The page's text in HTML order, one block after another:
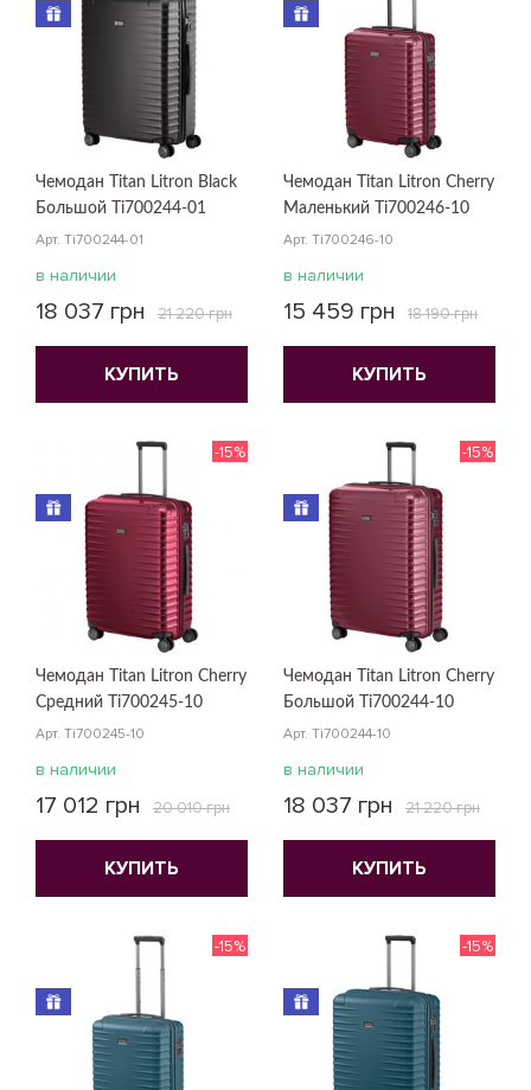
Чемодан Titan Litron Black
Большой Ti700244-01
Арт. Ti700244-01
в наличии
18 037 грн 21 220 грн
КУПИТЬ
Чемодан Titan Litron Cherry
Маленький Ti700246-10
Арт. Ti700246-10
в наличии
15 459 грн 18 190 грн
КУПИТЬ
Чемодан Titan Litron Cherry
Средний Ti700245-10
Арт. Ti700245-10
-15%
в наличии
17 012 грн 20 010 грн
КУПИТЬ
Чемодан Titan Litron Cherry
Большой Ti700244-10
Арт. Ti700244-10
-15%
в наличии
18 037 грн 21 220 грн
КУПИТЬ
-15% -15%